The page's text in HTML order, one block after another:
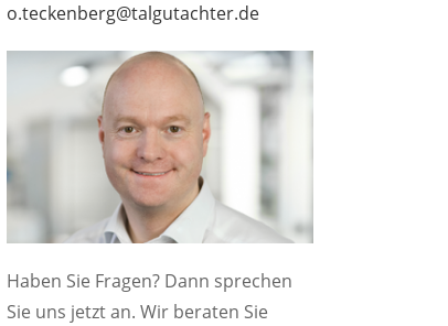
o.teckenberg@talgutachter.de
Haben Sie Fragen? Dann sprechen
Sie uns jetzt an. Wir beraten Sie